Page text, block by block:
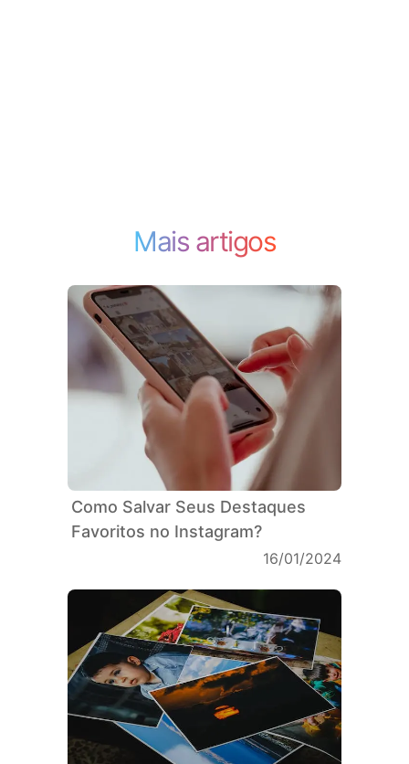
Mais artigos
Como Salvar Seus Destaques
Favoritos no Instagram?
16/01/2024